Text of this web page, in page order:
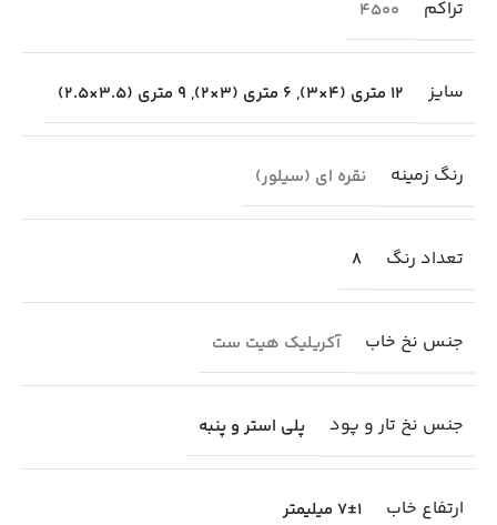
تراکم 4500
سایز 12 متری (4×3) , 6 متری (3×2) , 9 متری (3.5×2.5)
رنگ زمینه نقره ای (سیلور)
تعداد رنگ 8
جنس نخ خاب آکریلیک هیت ست
جنس نخ تار و پود پلی استر و پنبه
ارتفاع خاب 7±1 میلیمتر